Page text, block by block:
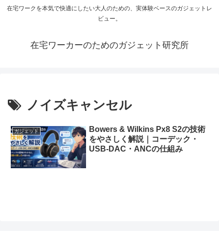
在宅ワークを本気で快適にしたい大人のための、実体験ベースのガジェットレ
ビュー。
在宅ワーカーのためのガジェット研究所
ノイズキャンセル
ガジェット
Bowers & Wilkins Px8 S2の技術
をやさしく解説｜コーデック・
USB-DAC・ANCの仕組み